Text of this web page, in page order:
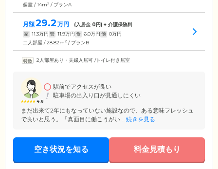
個室 / 14m2 / プランA
月額29.2 万円 (入居金 0円) + 介護保険料
家 11.3万円 管 11.9万円 食 6.0万円 他 0万円
二人部屋 / 28.82m2 / プランB
2人部屋あり・夫婦入居可 /トイレ付き居室
4.8
駅前でアクセスが良い
駐車場の出入り口が見通しにくい
まだ出来て2年にもなっていない施設なので、ある意味フレッシュ
で良いと思う。「真面目に働こうがい... 続きを見る
空き状況を知る 料金見積もり